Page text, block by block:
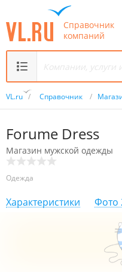
Справочник
компаний
VL.ru / Справочник /
Forume Dress
Магазин мужской одежды
Одежда
Характеристики Фото